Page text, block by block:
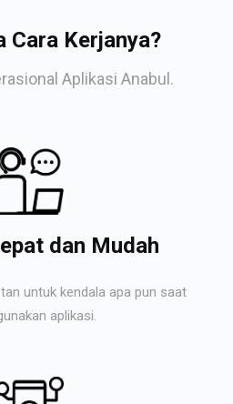
Cara Kerjanya?
Aplikasi Anabul.
dan Mudah
untuk kendala apa pun saat
aplikasi.